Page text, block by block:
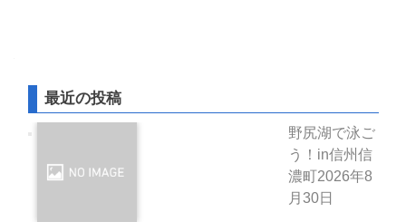
最近の投稿
野尻湖で泳ご
う！in信州信
濃町 2026年8
月30日